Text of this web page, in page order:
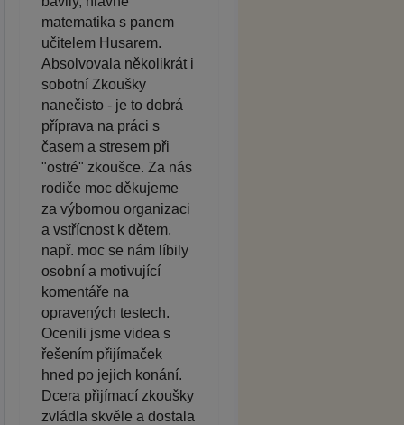
matematika s panem
učitelem Husarem.
Absolvovala několikrát i
sobotní Zkoušky
nanečisto - je to dobrá
příprava na práci s
časem a stresem při
"ostré" zkoušce. Za nás
rodiče moc děkujeme
za výbornou organizaci
a vstřícnost k dětem,
např. moc se nám líbily
osobní a motivující
komentáře na
opravených testech.
Ocenili jsme videa s
řešením přijímaček
hned po jejich konání.
Dcera přijímací zkoušky
zvládla skvěle a dostala